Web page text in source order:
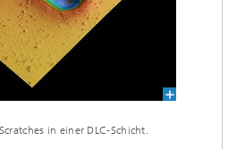
in einer DLC-Schicht.